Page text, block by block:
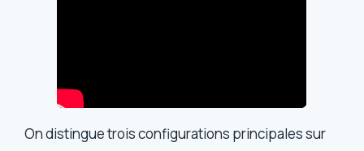
On distingue trois configurations principales sur